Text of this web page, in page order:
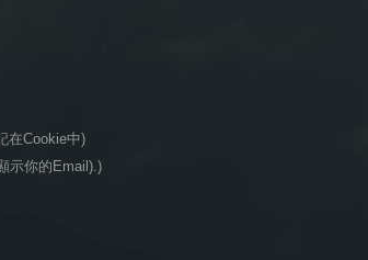
在Cookie中)
示你的Email).)